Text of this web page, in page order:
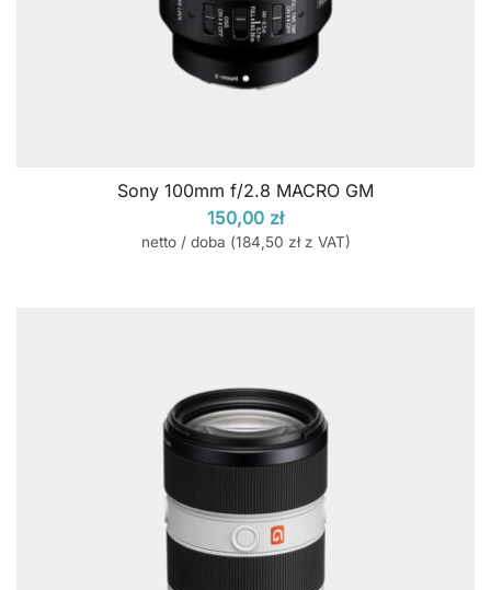
Sony 100mm f/2.8 MACRO GM
150,00 zł
netto / doba (184,50 złz VAT)